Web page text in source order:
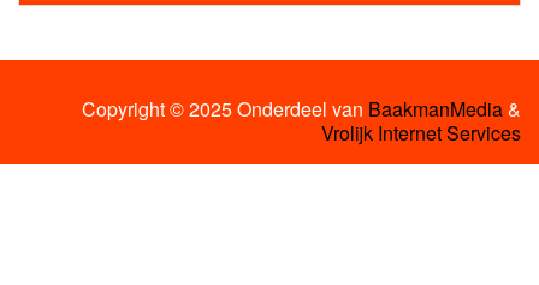
Copyright © 2025 Onderdeel van BaakmanMedia&
Vrolijk Internet Services